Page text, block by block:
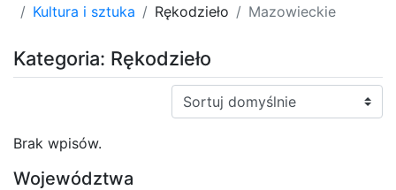
Kultura i sztuka
Rękodzieło Mazowieckie
Kategoria: Rękodzieło
Sortuj:
Brak wpisów.
Województwa